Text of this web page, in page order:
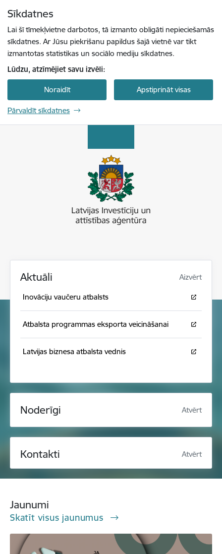
Sīkdatnes
Lai šī tīmekļvietne darbotos, tā izmanto obligāti nepieciešamās
sīkdatnes. Ar Jūsu piekrišanu papildus šajā vietnē var tikt
izmantotas statistikas un sociālo mediju sīkdatnes.
Lūdzu, atzīmējiet savu izvēli:
Noraidīt Apstiprināt visas
Pārvaldīt sīkdatnes
Aktuāli Aizvērt
Inovāciju vaučeru atbalsts
Atbalsta programmas eksporta veicināšanai
Latvijas biznesa atbalsta vednis
Noderīgi Atvērt
Kontakti Atvērt
Jaunumi
Skatīt visus jaunumus